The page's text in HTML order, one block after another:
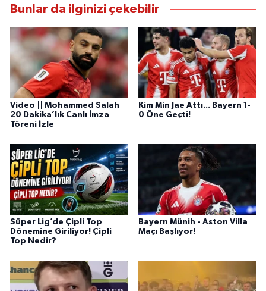
Bunlar da ilginizi çekebilir
Video || Mohammed Salah
20 Dakika’lık Canlı İmza
Töreni İzle
Kim Min Jae Attı... Bayern 1-
0 Öne Geçti!
Süper Lig’de Çipli Top
Dönemine Giriliyor! Çipli
Top Nedir?
Bayern Münih - Aston Villa
Maçı Başlıyor!